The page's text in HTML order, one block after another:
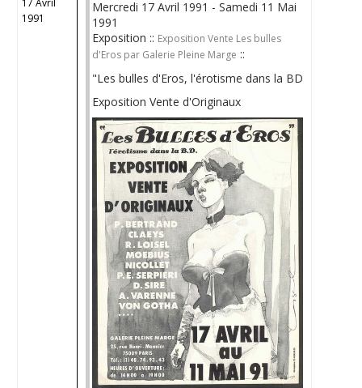
17 Avril
1991
Mercredi 17 Avril 1991 - Samedi 11 Mai
1991
Exposition :: Exposition Vente Les bulles
d'Eros par Galerie Pleine Marge ::
"Les bulles d'Eros, l'érotisme dans la BD
Exposition Vente d'Originaux